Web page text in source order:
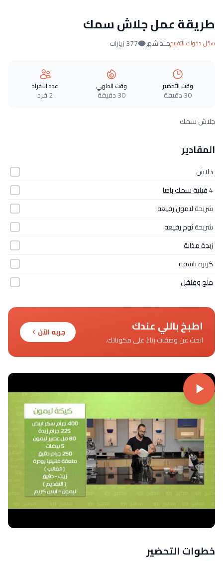
طريقة عمل جلاش سمك
سجّل دخولك للتقييممنذ شهر 377 زيارات
وقت التحضير
30 دقيقة
وقت الطهي
30 دقيقة
عدد الافراد
2 فرد
جلاش سمك
المقادير
جلاش
4فيلية سمك باصا
شريحةليمون رفيعة
شريحةثوم رفيعة
زبدة مذابة
كزبرة ناشفة
ملح وفلفل
اطبخ باللي عندك
ابحث عن وصفات بناءً على مكوناتك.
جربه الآن
خطوات التحضير